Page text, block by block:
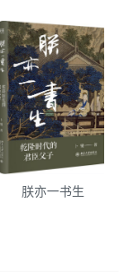
朕亦一书生